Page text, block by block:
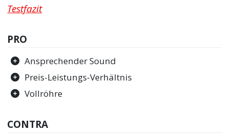
Testfazit
PRO
Ansprechender Sound
Preis-Leistungs-Verhältnis
Vollröhre
CONTRA